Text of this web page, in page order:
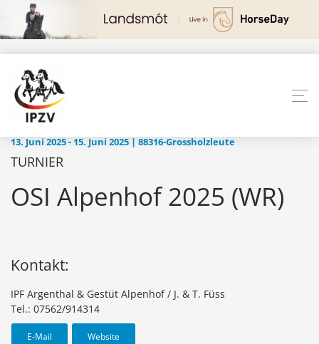
13. Juni 2025 - 15. Juni 2025 | 88316-Grossholzleute
TURNIER
OSI Alpenhof 2025 (WR)
Kontakt:
IPF Argenthal & Gestüt Alpenhof / J. & T. Füss
Tel.: 07562/914314
E-Mail Website